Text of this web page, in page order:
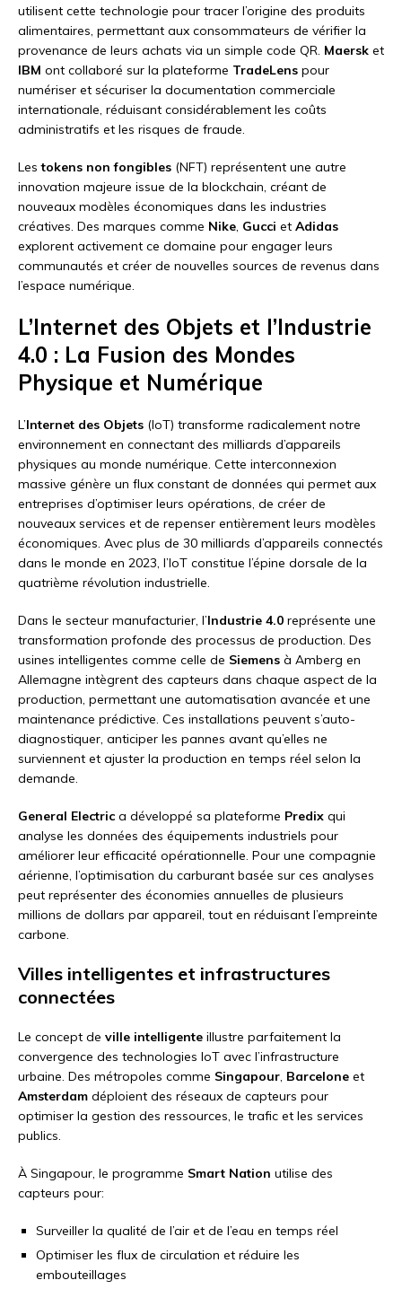
utilisent cette technologie pour tracer l’origine des produits
alimentaires, permettant aux consommateurs de vérifier la
provenance de leurs achats via un simple code QR. Maersk et
IBM ont collaboré sur la plateforme TradeLens pour
numériser et sécuriser la documentation commerciale
internationale, réduisant considérablement les coûts
administratifs et les risques de fraude.
Lestokens non fongibles (NFT) représentent une autre
innovation majeure issue de la blockchain, créant de
nouveaux modèles économiques dans les industries
créatives. Des marques comme Nike, Gucci et Adidas
explorent activement ce domaine pour engager leurs
communautés et créer de nouvelles sources de revenus dans
l’espace numérique.
L’Internet des Objets et l’Industrie
4.0 : La Fusion des Mondes
Physique et Numérique
L’Internet des Objets (IoT) transforme radicalement notre
environnement en connectant des milliards d’appareils
physiques au monde numérique. Cette interconnexion
massive génère un flux constant de données qui permet aux
entreprises d’optimiser leurs opérations, de créer de
nouveaux services et de repenser entièrement leurs modèles
économiques. Avec plus de 30 milliards d’appareils connectés
dans le monde en 2023, l’IoT constitue l’épine dorsale de la
quatrième révolution industrielle.
Dans le secteur manufacturier, l’Industrie 4.0 représente une
transformation profonde des processus de production. Des
usines intelligentes comme celle de Siemens à Amberg en
Allemagne intègrent des capteurs dans chaque aspect de la
production, permettant une automatisation avancée et une
maintenance prédictive. Ces installations peuvent s’auto-
diagnostiquer, anticiper les pannes avant qu’elles ne
surviennent et ajuster la production en temps réel selon la
demande.
General Electric a développé sa plateforme Predix qui
analyse les données des équipements industriels pour
améliorer leur efficacité opérationnelle. Pour une compagnie
aérienne, l’optimisation du carburant basée sur ces analyses
peut représenter des économies annuelles de plusieurs
millions de dollars par appareil, tout en réduisant l’empreinte
carbone.
Villes intelligentes et infrastructures
connectées
Le concept de ville intelligente illustre parfaitement la
convergence des technologies IoT avec l’infrastructure
urbaine. Des métropoles comme Singapour, Barcelone et
Amsterdam déploient des réseaux de capteurs pour
optimiser la gestion des ressources, le trafic et les services
publics.
À Singapour, le programme Smart Nation utilise des
capteurs pour:
Surveiller la qualité de l’air et de l’eau en temps réel
Optimiser les flux de circulation et réduire les
embouteillages